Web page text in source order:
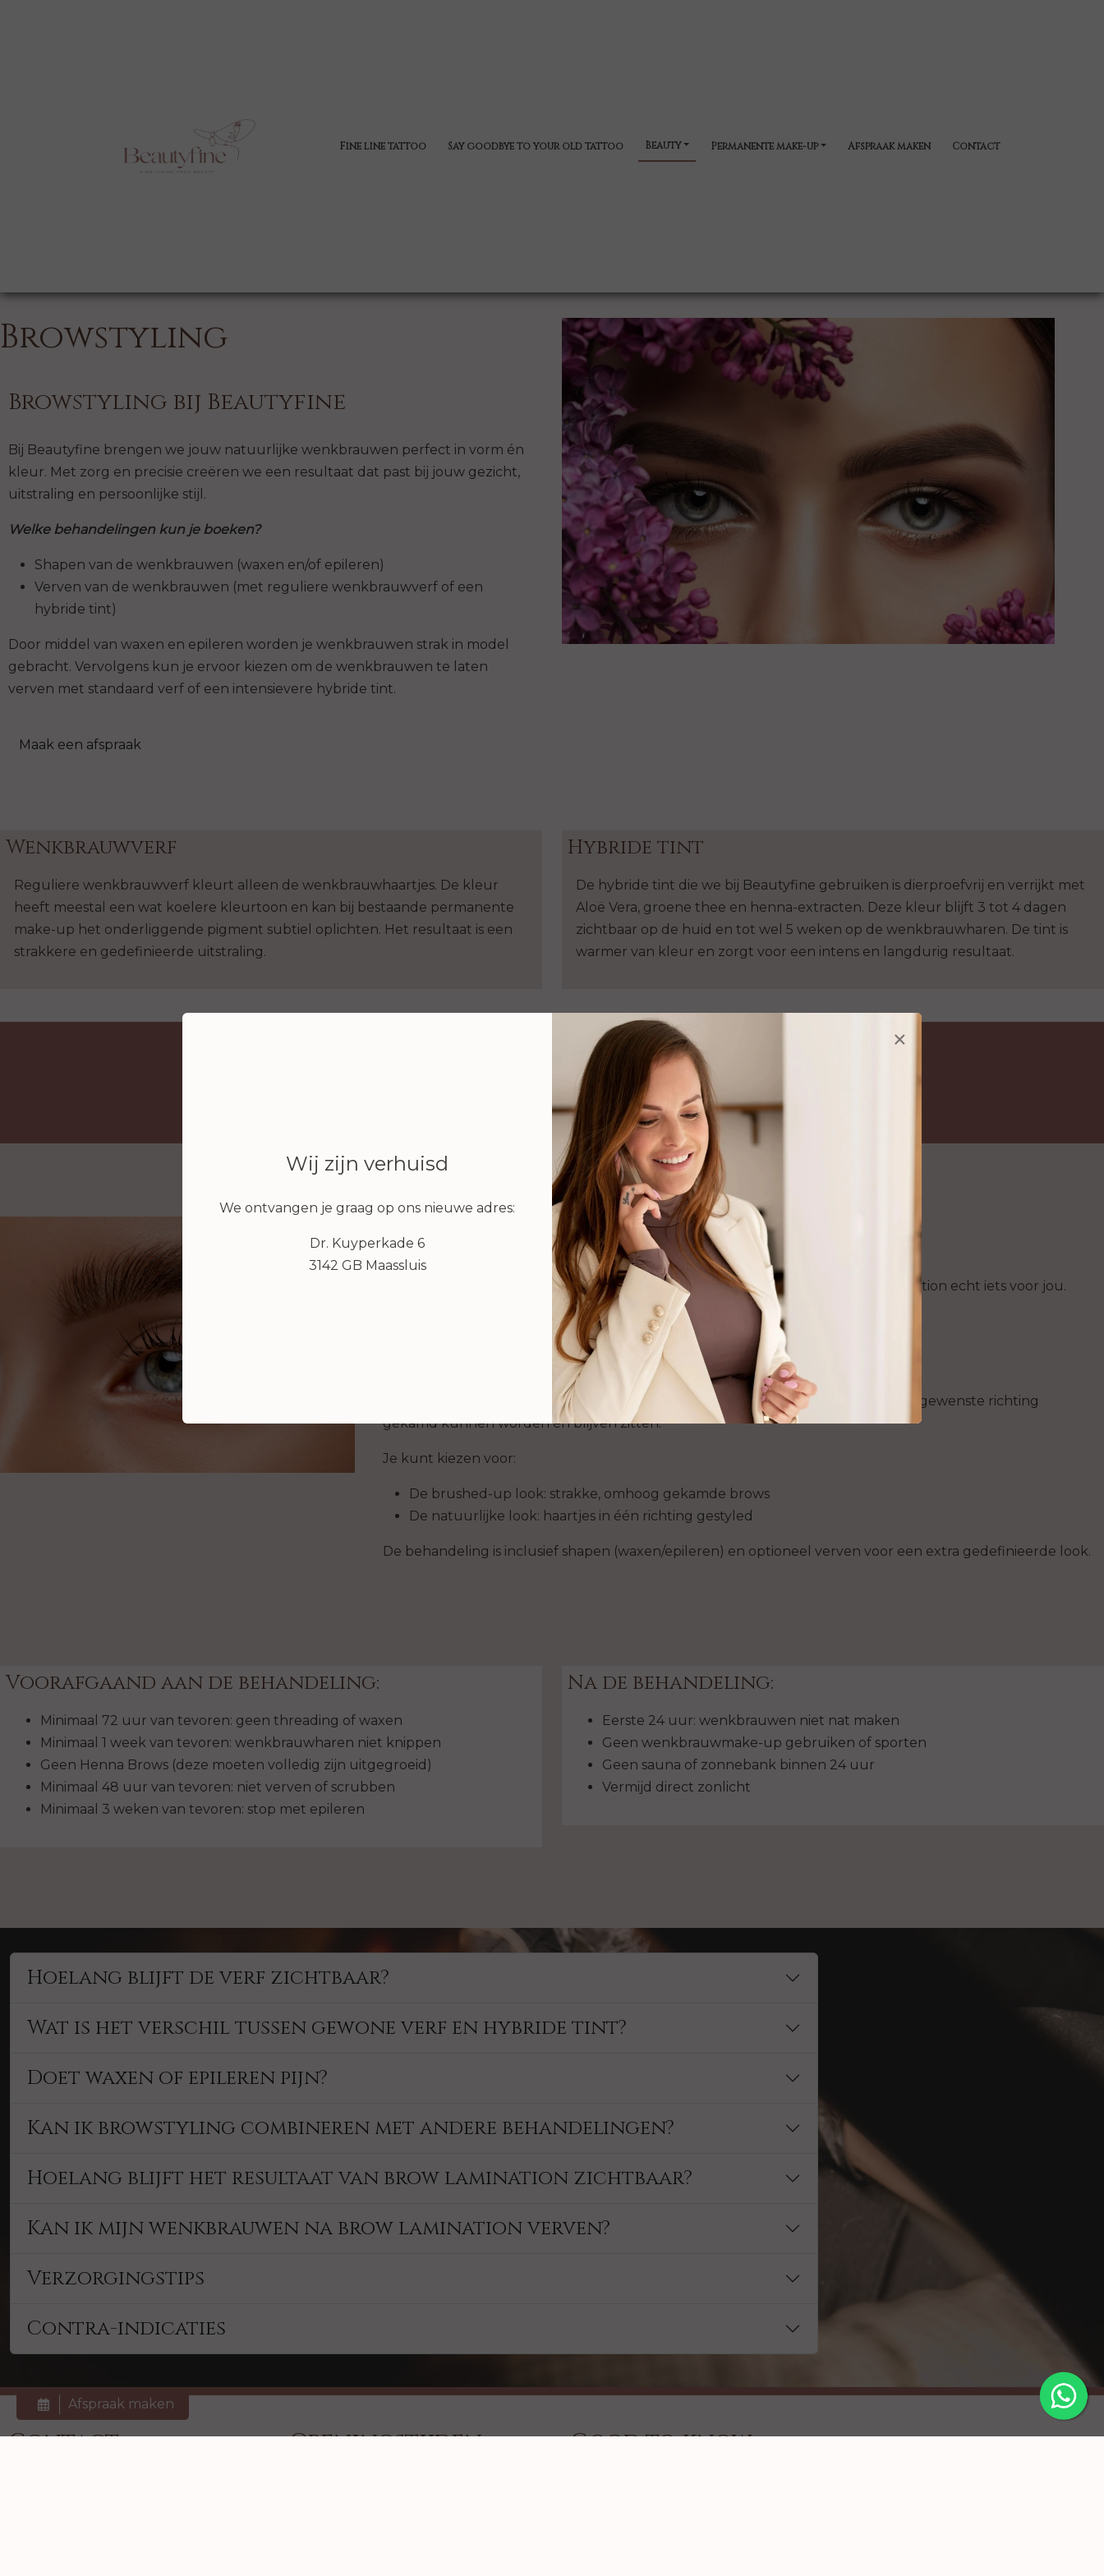
Fine line tattoo Say goodbye to your old tattoo Beauty Permanente make-up Afspraak maken Contact
Browstyling
Browstyling bij Beautyfine
Bij Beautyfine brengen we jouw natuurlijke wenkbrauwen perfect in vorm én
kleur. Met zorg en precisie creëren we een resultaat dat past bij jouw gezicht,
uitstraling en persoonlijke stijl.
Welke behandelingen kun je boeken?
Shapen van de wenkbrauwen (waxen en/of epileren)
Verven van de wenkbrauwen (met reguliere wenkbrauwverf of een
hybride tint)
Door middel van waxen en epileren worden je wenkbrauwen strak in model
gebracht. Vervolgens kun je ervoor kiezen om de wenkbrauwen te laten
verven met standaard verf of een intensievere hybride tint.
Maak een afspraak
Wenkbrauwverf
Reguliere wenkbrauwverf kleurt alleen de wenkbrauwhaartjes. De kleur
heeft meestal een wat koelere kleurtoon en kan bij bestaande permanente
make-up het onderliggende pigment subtiel oplichten. Het resultaat is een
strakkere en gedefinieerde uitstraling.
Hybride tint
De hybride tint die we bij Beautyfine gebruiken is dierproefvrij en verrijkt met
Aloë Vera, groene thee en henna-extracten. Deze kleur blijft 3 tot 4 dagen
zichtbaar op de huid en tot wel 5 weken op de wenkbrauwharen. De tint is
warmer van kleur en zorgt voor een intens en langdurig resultaat.
Brow Lamination
Droom je van vollere, gelifte en strak gestylde wenkbrauwen? Dan is Brow Lamination echt iets voor jou.
Deze behandeling is ideaal bij:
Dunne, stugge of naar beneden groeiende wenkbrauwen
Onregelmatig groeiende of warrige haartjes
Met speciale lotions worden je wenkbrauwharen zodanig behandeld dat ze in de gewenste richting
gekamd kunnen worden én blijven zitten.
Je kunt kiezen voor:
De brushed-up look: strakke, omhoog gekamde brows
De natuurlijke look: haartjes in één richting gestyled
De behandeling is inclusief shapen (waxen/epileren) en optioneel verven voor een extra gedefinieerde look.
Voorafgaand aan de behandeling:
Minimaal 72 uur van tevoren: geen threading of waxen
Minimaal 1 week van tevoren: wenkbrauwharen niet knippen
Geen Henna Brows (deze moeten volledig zijn uitgegroeid)
Minimaal 48 uur van tevoren: niet verven of scrubben
Minimaal 3 weken van tevoren: stop met epileren
Na de behandeling:
Eerste 24 uur: wenkbrauwen niet nat maken
Geen wenkbrauwmake-up gebruiken of sporten
Geen sauna of zonnebank binnen 24 uur
Vermijd direct zonlicht
Hoelang blijft de verf zichtbaar?
Wat is het verschil tussen gewone verf en hybride tint?
Doet waxen of epileren pijn?
Kan ik browstyling combineren met andere behandelingen?
Hoelang blijft het resultaat van brow lamination zichtbaar?
Kan ik mijn wenkbrauwen na brow lamination verven?
Verzorgingstips
Contra-indicaties
Contact Openingstijden Good to know
Afspraak maken
×
Wij zijn verhuisd
We ontvangen je graag op ons nieuwe adres:
Dr. Kuyperkade 6
3142 GB Maassluis